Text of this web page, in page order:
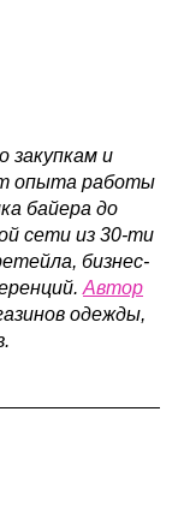
закупкам и
опыта работы
байера до
сети из 30-ти
бизнес-
Автор
одежды,